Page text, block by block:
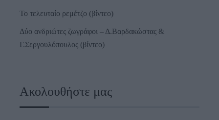
Το τελευταίο ρεμέτζο (βίντεο)
Δύο ανδριώτες ζωγράφοι – Δ.Βαρδακώστας &
Γ.Σεργουλόπουλος (βίντεο)
Ακολουθήστε μας